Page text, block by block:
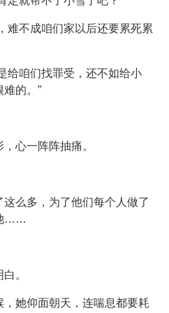
难不成咱们家以后还要累死累
给咱们找罪受，还不如给小
的。”
心一阵阵抽痛。
么多，为了他们每个人做了
……
。
她仰面朝天，连喘息都要耗